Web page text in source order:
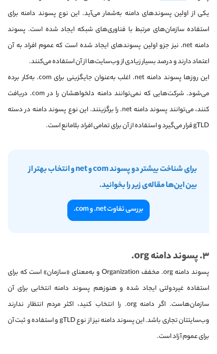
یکی از اولین پسوندهای دامنه به‌شمار می‌آید. این نوع پسوند دامنه برای
استفاده سازمان‌های مرتبط با فناوری‌های شبکه ایجاد شده است. پسوند
دامنه net. نیز جزو اولین پسوندهای ایجاد شده است که عموم افراد به آن
اعتماد دارند و درصد بسیار زیادی از وب‌سایت‌ها از آن استفاده می‌کنند.
این روزها پسوند دامنه net. اغلب به‌عنوان جایگزینی برای com. به‌کار برده
می‌شود. شرکت‌هایی که نمی‌توانند دامنه دلخواهشان را در com. دریافت
کنند، می‌توانند پسوند دامنه net. را برگزینند. این نوع پسوند دامنه در دسته
gTLD قرار می‌گیرد و استفاده از آن برای تمامی افراد بلامانع است.
برای شناخت بیشتر دو پسوند com و net و انتخاب بهتر از
بین این‌ها مقاله‌ی زیر را بخوانید.
بررسی تفاوت net. و com.
۳. پسوند دامنه org.
پسوند دامنه org. مخفف Organization و به‌معنای «سازمان» است که برای
استفاده غیردولتی ایجاد شده و هنوزهم پسوند دامنه انتخابی برای آن
سازمان‌هاست. اگر دامنه org. را انتخاب کنید، اکثر مردم انتظار ندارند
وب‌سایتتان تجاری باشد. این پسوند دامنه نیز از نوع gTLD و استفاده و ثبت آن
برای عموم آزاد است.